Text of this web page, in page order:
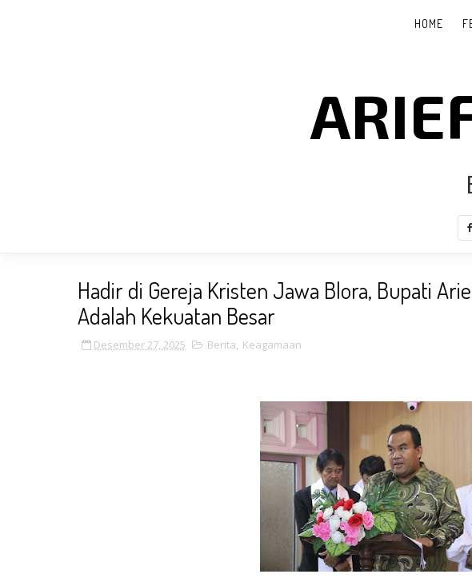
HOME
Hadir di Gereja Kristen Jawa Blora, Bupati
Adalah Kekuatan Besar
Desember 27, 2025 Berita, Keagamaan